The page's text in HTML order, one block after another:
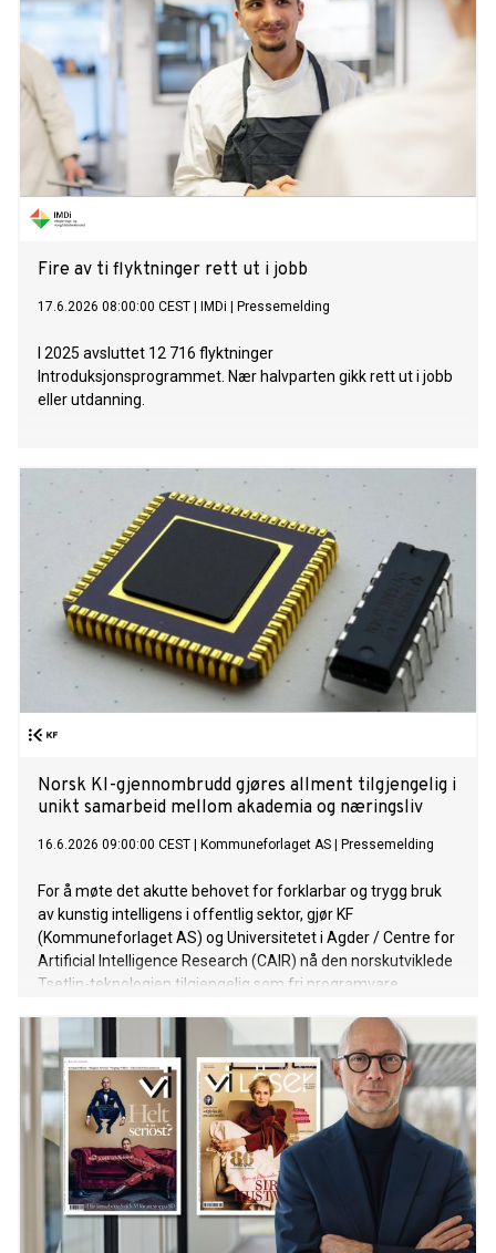
Fire av ti flyktninger rett ut i jobb
17.6.2026 08:00:00 CEST IMDi Pressemelding
I 2025 avsluttet 12 716 flyktninger
Introduksjonsprogrammet. Nær halvparten gikk rett ut i jobb
eller utdanning.
Norsk KI-gjennombrudd gjøres allment tilgjengelig i
unikt samarbeid mellom akademia og næringsliv
16.6.2026 09:00:00 CEST Kommuneforlaget AS Pressemelding
For å møte det akutte behovet for forklarbar og trygg bruk
av kunstig intelligens i offentlig sektor, gjør KF
(Kommuneforlaget AS) og Universitetet i Agder / Centre for
Artificial Intelligence Research (CAIR) nå den norskutviklede
Tsetlin-teknologien tilgjengelig som fri programvare.